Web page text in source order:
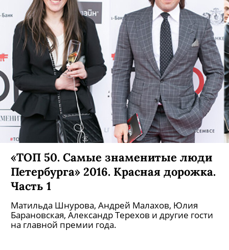
«ТОП 50. Самые знаменитые люди
Петербурга» 2016. Красная дорожка.
Часть 1
Матильда Шнурова, Андрей Малахов, Юлия
Барановская, Александр Терехов и другие гости
на главной премии года.